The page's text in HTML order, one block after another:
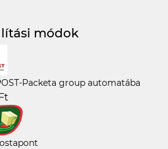
módok
Packeta group automatába